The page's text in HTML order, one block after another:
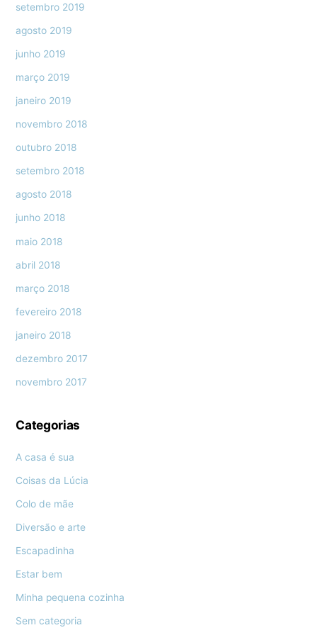
setembro 2019
agosto 2019
junho 2019
março 2019
janeiro 2019
novembro 2018
outubro 2018
setembro 2018
agosto 2018
junho 2018
maio 2018
abril 2018
março 2018
fevereiro 2018
janeiro 2018
dezembro 2017
novembro 2017
Categorias
A casa é sua
Coisas da Lúcia
Colo de mãe
Diversão e arte
Escapadinha
Estar bem
Minha pequena cozinha
Sem categoria